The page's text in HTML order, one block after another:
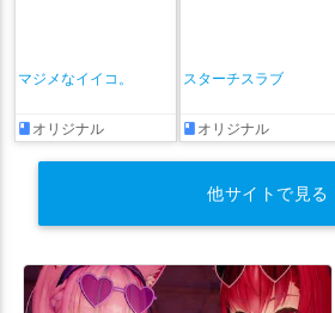
マジメなイイコ。
オリジナル
スターチスラブ
オリジナル
他サイトで見る